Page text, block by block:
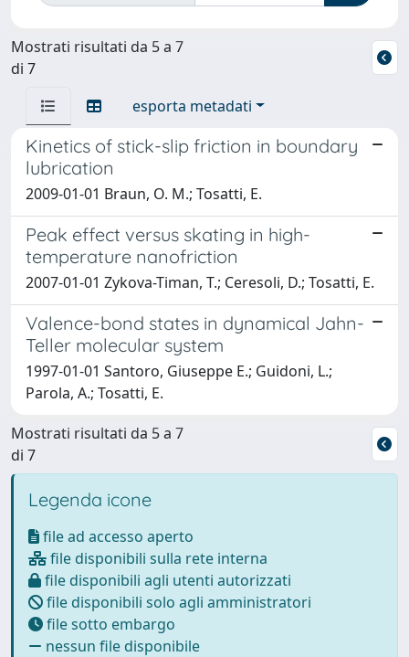
Mostrati risultati da 5 a 7
di 7
esporta metadati
Kinetics of stick-slip friction in boundary
lubrication
2009-01-01 Braun, O. M.; Tosatti, E.
Peak effect versus skating in high-
temperature nanofriction
2007-01-01 Zykova-Timan, T.; Ceresoli, D.; Tosatti, E.
Valence-bond states in dynamical Jahn-
Teller molecular system
1997-01-01 Santoro, Giuseppe E.; Guidoni, L.;
Parola, A.; Tosatti, E.
Mostrati risultati da 5 a 7
di 7
Legenda icone
file ad accesso aperto
file disponibili sulla rete interna
file disponibili agli utenti autorizzati
file disponibili solo agli amministratori
file sotto embargo
nessun file disponibile